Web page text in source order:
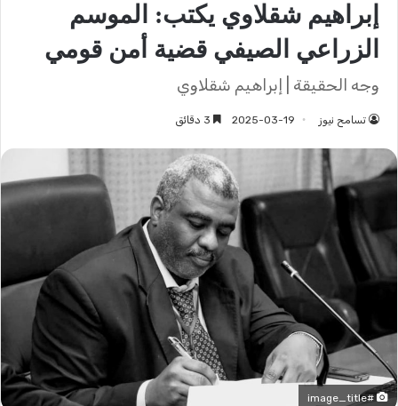
إبراهيم شقلاوي يكتب: الموسم
الزراعي الصيفي قضية أمن قومي
وجه الحقيقة | إبراهيم شقلاوي
تسامح نيوز 2025-03-19
#image_title